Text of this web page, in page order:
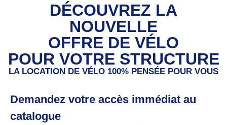
DÉCOUVREZ LA
NOUVELLE
OFFRE DE VÉLO
POUR VOTRE STRUCTURE
LA LOCATION DE VÉLO 100% PENSÉE POUR VOUS
Demandez votre accès immédiat au
catalogue